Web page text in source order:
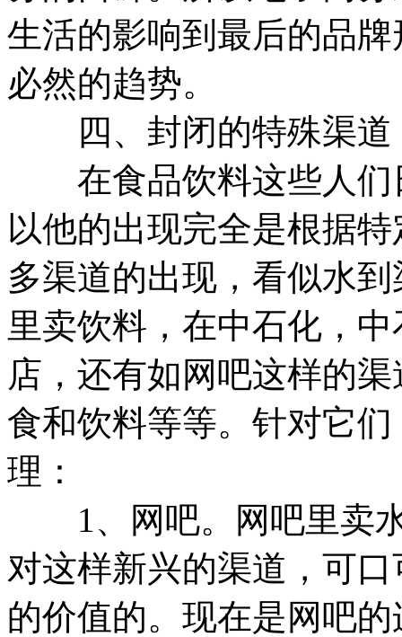
生活的影响到最后的品
必然的趋势。
四、封闭的特殊渠道
在食品饮料这些人们
以他的出现完全是根据
多渠道的出现，看似水
里卖饮料，在中石化，
店，还有如网吧这样的
食和饮料等等。针对它
理：
1、网吧。网吧里卖水
对这样新兴的渠道，可
的价值的。现在是网吧